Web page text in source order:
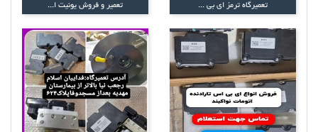
تعمیرگاه ترمز ای بی ... تعمیر و فروش یونیت ا...